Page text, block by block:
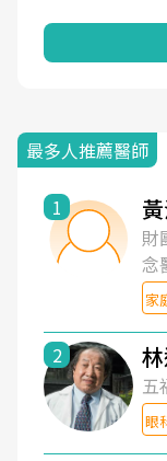
最多人推薦醫師
1
財
念
家
2
五
眼